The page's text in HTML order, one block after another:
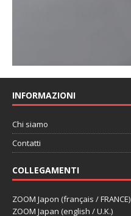
INFORMAZIONI
Chi siamo
Contatti
COLLEGAMENTI
ZOOM Japon (français / FRANCE)
ZOOM Japan (english / U.K.)